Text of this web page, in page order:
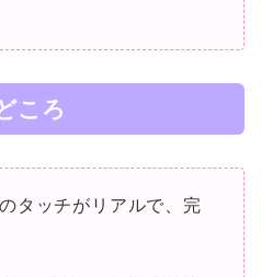
ころ
タッチがリアルで、完